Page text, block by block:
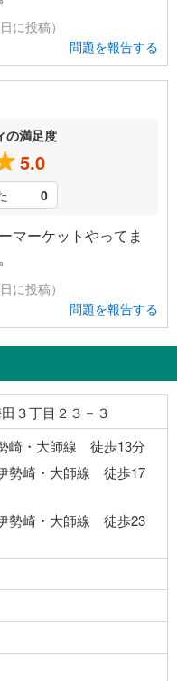
に投稿）
問題を報告する
の満足度
5.0
0
ーケットやってま
に投稿）
問題を報告する
３丁目２３－３
崎・大師線 徒歩13分
勢崎・大師線 徒歩17
勢崎・大師線 徒歩23